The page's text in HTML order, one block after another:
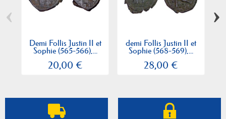
Demi Follis Justin II et
Sophie (565-566),...
20,00 €
demi Follis Justin II et
Sophie (568-569),...
28,00 €
‹ ›